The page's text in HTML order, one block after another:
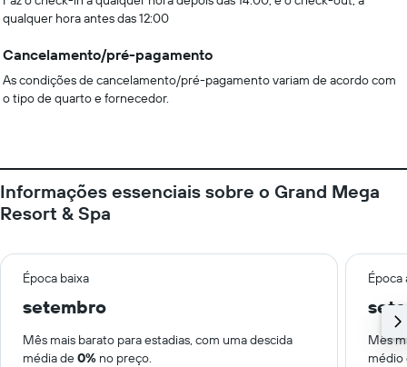
qualquer hora antes das 12:00
Cancelamento/pré-pagamento
As condições de cancelamento/pré-pagamento variam de acordo com
o tipo de quarto e fornecedor.
Informações essenciais sobre o Grand Mega
Resort & Spa
Época baixa Época
setembro
Mês mais barato para estadias, com uma descida
média de0% no preço.
Mês